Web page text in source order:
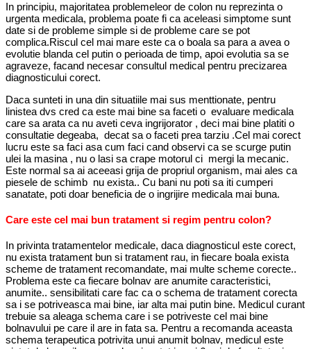
In principiu, majoritatea problemeleor de colon nu reprezinta o
urgenta medicala, problema poate fi ca aceleasi simptome sunt
date si de probleme simple si de probleme care se pot
complica.Riscul cel mai mare este ca o boala sa para a avea o
evolutie blanda cel putin o perioada de timp, apoi evolutia sa se
agraveze, facand necesar consultul medical pentru precizarea
diagnosticului corect.
Daca sunteti in una din situatiile mai sus menttionate, pentru
linistea dvs cred ca este mai bine sa faceti o evaluare medicala
care sa arata ca nu aveti ceva ingrijorator , deci mai bine platiti o
consultatie degeaba, decat sa o faceti prea tarziu .Cel mai corect
lucru este sa faci asa cum faci cand observi ca se scurge putin
ulei la masina , nu o lasi sa crape motorul ci mergi la mecanic.
Este normal sa ai aceeasi grija de propriul organism, mai ales ca
piesele de schimb nu exista.. Cu bani nu poti sa iti cumperi
sanatate, poti doar beneficia de o ingrijire medicala mai buna.
Care este cel mai bun tratament si regim pentru colon?
In privinta tratamentelor medicale, daca diagnosticul este corect,
nu exista tratament bun si tratament rau, in fiecare boala exista
scheme de tratament recomandate, mai multe scheme corecte..
Problema este ca fiecare bolnav are anumite caracteristici,
anumite.. sensibilitati care fac ca o schema de tratament corecta
sa i se potriveasca mai bine, iar alta mai putin bine. Medicul curant
trebuie sa aleaga schema care i se potriveste cel mai bine
bolnavului pe care il are in fata sa. Pentru a recomanda aceasta
schema terapeutica potrivita unui anumit bolnav, medicul este